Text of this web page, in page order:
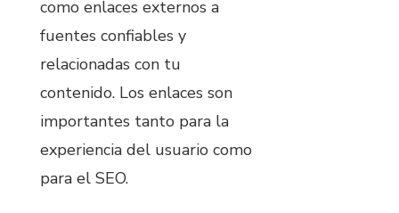
como enlaces externos a
fuentes confiables y
relacionadas con tu
contenido. Los enlaces son
importantes tanto para la
experiencia del usuario como
para el SEO.